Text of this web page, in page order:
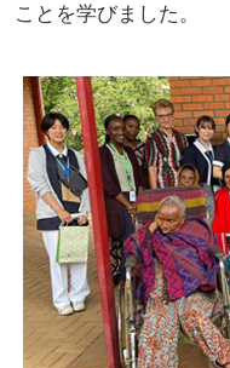
ことを学びました。